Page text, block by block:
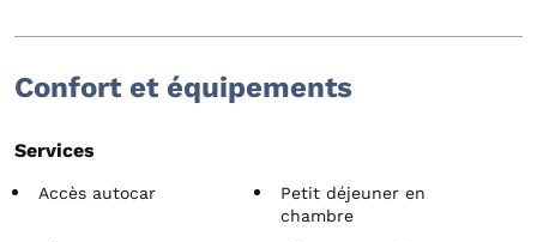
Confort et équipements
Services
Accès autocar
Petit déjeuner en
chambre